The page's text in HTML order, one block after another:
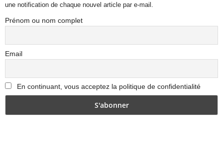
une notification de chaque nouvel article par e-mail.
Prénom ou nom complet
Email
En continuant, vous acceptez la politique de confidentialité